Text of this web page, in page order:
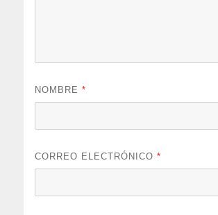
NOMBRE*
CORREO ELECTRÓNICO*